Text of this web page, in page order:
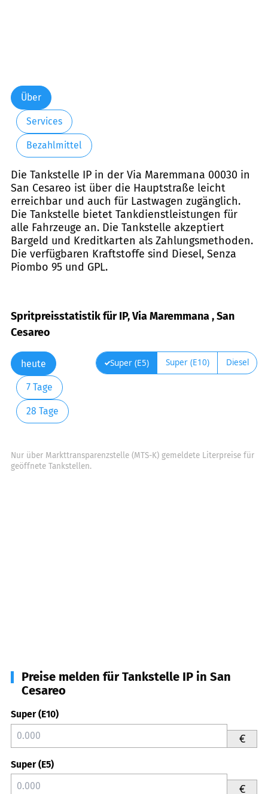
Über
Services
Bezahlmittel
Die Tankstelle IP in der Via Maremmana 00030 in
San Cesareo ist über die Hauptstraße leicht
erreichbar und auch für Lastwagen zugänglich.
Die Tankstelle bietet Tankdienstleistungen für
alle Fahrzeuge an. Die Tankstelle akzeptiert
Bargeld und Kreditkarten als Zahlungsmethoden.
Die verfügbaren Kraftstoffe sind Diesel, Senza
Piombo 95 und GPL.
Spritpreisstatistik für IP, Via Maremmana , San
Cesareo
heute
7 Tage
28 Tage
Super (E5) Super (E10) Diesel
Nur über Markttransparenzstelle (MTS-K) gemeldete Literpreise für
geöffnete Tankstellen.
Preise melden für Tankstelle IP in San
Cesareo
Super (E10)
€
Super (E5)
€